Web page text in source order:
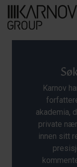
Karnov
akademia,
private
innen sitt